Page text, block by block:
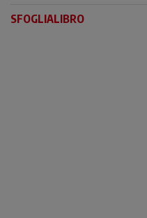
SFOGLIALIBRO